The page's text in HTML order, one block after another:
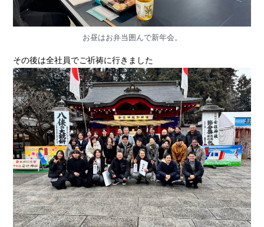
お昼はお弁当囲んで新年会。
その後は全社員でご祈祷に行きました